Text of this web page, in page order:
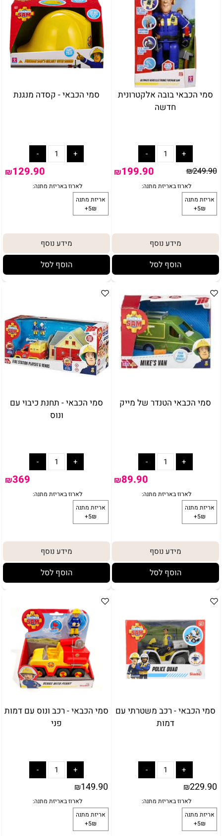
אריזת מתנה
סמי הכבאי בובה אלקטרונית
חדשה
₪249.90
₪199.90
מידע נוסף
הוסף לסל
סמי הכבאי - קסדה מנגנת
₪129.90
לארוז באריזת מתנה:
5₪+
מידע נוסף
הוסף לסל
סמי הכבאי הטנדר של מייק
₪89.90
מתנה:
מידע נוסף
הוסף לסל
סמי הכבאי - תחנת כיבוי עם
ונוס
₪369
לארוז באריזת מתנה:
מידע נוסף
הוסף לסל
סמי הכבאי - רכב משטרתי עם
דמות
₪229.90
סמי הכבאי - רכב ונוס עם דמות
פני
₪149.90